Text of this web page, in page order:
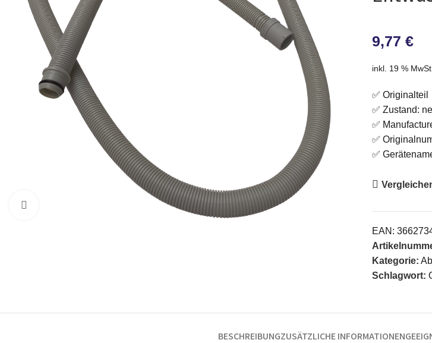
9,77 €
inkl. 19 % MwSt.
✅ Originalteil
✅ Zustand:
✅
✅
✅
EAN:
Kategorie:
Schlagwort:
BESCHREIBUNGZUSÄTZLICHE INFORMATIONEN